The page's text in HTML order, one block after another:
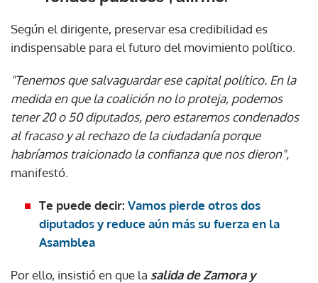
Según el dirigente, preservar esa credibilidad es
indispensable para el futuro del movimiento político.
"Tenemos que salvaguardar ese capital político. En la
medida en que la coalición no lo proteja, podemos
tener 20 o 50 diputados, pero estaremos condenados
al fracaso y al rechazo de la ciudadanía porque
habríamos traicionado la confianza que nos dieron",
manifestó.
Te puede decir: Vamos pierde otros dos
diputados y reduce aún más su fuerza en la
Asamblea
Por ello, insistió en que la salida de Zamora y